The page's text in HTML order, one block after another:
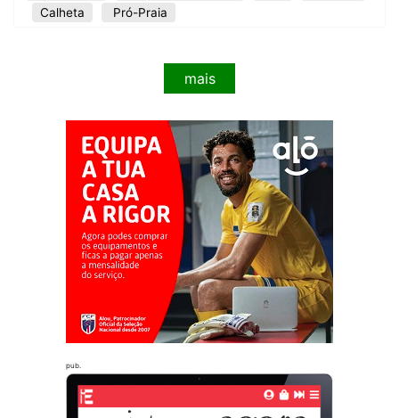
Calheta
Pró-Praia
mais
pub.